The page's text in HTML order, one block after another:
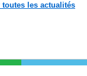
toutes les actualités